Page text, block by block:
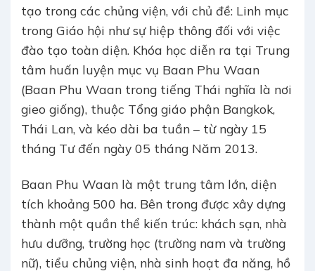
tạo trong các chủng viện, với chủ đề: Linh mục
trong Giáo hội như sự hiệp thông đối với việc
đào tạo toàn diện. Khóa học diễn ra tại Trung
tâm huấn luyện mục vụ Baan Phu Waan
(Baan Phu Waan trong tiếng Thái nghĩa là nơi
gieo giống), thuộc Tổng giáo phận Bangkok,
Thái Lan, và kéo dài ba tuần – từ ngày 15
tháng Tư đến ngày 05 tháng Năm 2013.
Baan Phu Waan là một trung tâm lớn, diện
tích khoảng 500 ha. Bên trong được xây dựng
thành một quần thể kiến trúc: khách sạn, nhà
hưu dưỡng, trường học (trường nam và trường
nữ), tiểu chủng viện, nhà sinh hoạt đa năng, hồ